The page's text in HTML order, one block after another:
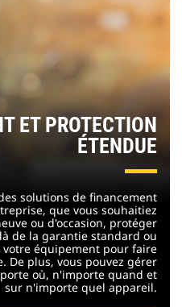
ET PROTECTION
ÉTENDUE
solutions de financement
que vous souhaitiez
ou d'occasion, protéger
de la garantie standard ou
équipement pour faire
De plus, vous pouvez gérer
où, n'importe quand et
sur n'importe quel appareil.